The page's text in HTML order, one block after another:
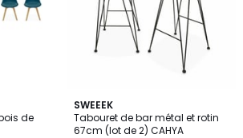
de
SWEEEK
Tabouret de bar métal et rotin
67cm (lot de 2) CAHYA
4,4
/ 5
2
Couleurs